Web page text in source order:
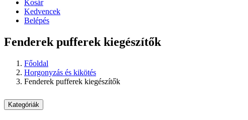
Kosár
Kedvencek
Belépés
Fenderek pufferek kiegészítők
Főoldal
Horgonyzás és kikötés
Fenderek pufferek kiegészítők
Kategóriák